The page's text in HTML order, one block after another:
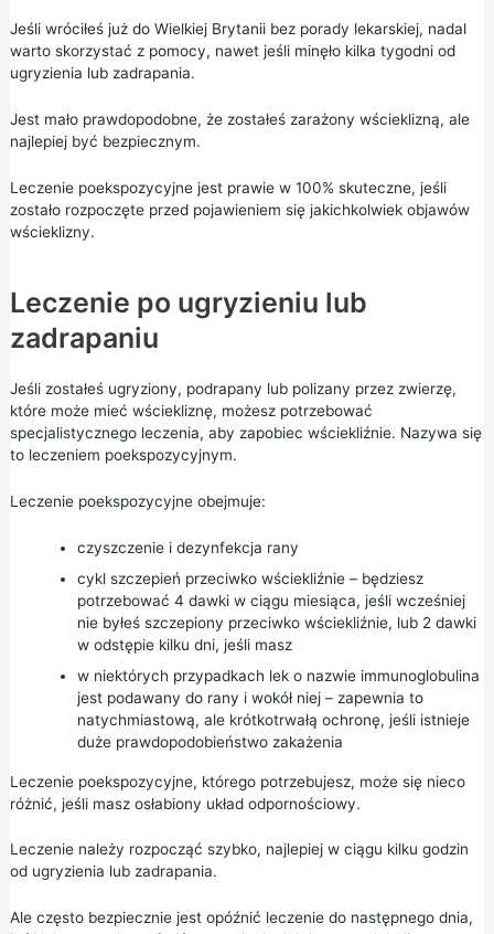
Jeśli wróciłeś już do Wielkiej Brytanii bez porady lekarskiej, nadal
warto skorzystać z pomocy, nawet jeśli minęło kilka tygodni od
ugryzienia lub zadrapania.
Jest mało prawdopodobne, że zostałeś zarażony wścieklizną, ale
najlepiej być bezpiecznym.
Leczenie poekspozycyjne jest prawie w 100% skuteczne, jeśli
zostało rozpoczęte przed pojawieniem się jakichkolwiek objawów
wścieklizny.
Leczenie po ugryzieniu lub
zadrapaniu
Jeśli zostałeś ugryziony, podrapany lub polizany przez zwierzę,
które może mieć wściekliznę, możesz potrzebować
specjalistycznego leczenia, aby zapobiec wściekliźnie. Nazywa się
to leczeniem poekspozycyjnym.
Leczenie poekspozycyjne obejmuje:
czyszczenie i dezynfekcja rany
cykl szczepień przeciwko wściekliźnie – będziesz
potrzebować 4 dawki w ciągu miesiąca, jeśli wcześniej
nie byłeś szczepiony przeciwko wściekliźnie, lub 2 dawki
w odstępie kilku dni, jeśli masz
w niektórych przypadkach lek o nazwie immunoglobulina
jest podawany do rany i wokół niej – zapewnia to
natychmiastową, ale krótkotrwałą ochronę, jeśli istnieje
duże prawdopodobieństwo zakażenia
Leczenie poekspozycyjne, którego potrzebujesz, może się nieco
różnić, jeśli masz osłabiony układ odpornościowy.
Leczenie należy rozpocząć szybko, najlepiej w ciągu kilku godzin
od ugryzienia lub zadrapania.
Ale często bezpiecznie jest opóźnić leczenie do następnego dnia,